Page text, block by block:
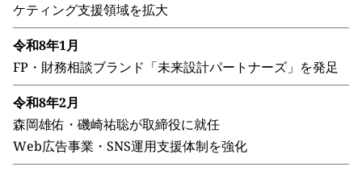
ケティング支援領域を拡大
令和8年1月
FP・財務相談ブランド「未来設計パートナーズ」を発足
令和8年2月
森岡雄佑・磯崎祐聡が取締役に就任
Web広告事業・SNS運用支援体制を強化